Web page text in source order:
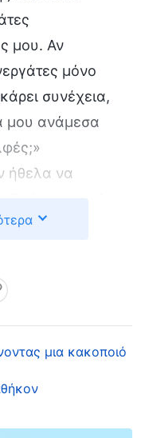
μου. Αν
μόνο
συνέχεια,
μου ανάμεσα
ήθελα να
για τη διαφθορά
τις κακές
για
στο καθήκον
έφερα και
Τσεν και
μια κακοποιό